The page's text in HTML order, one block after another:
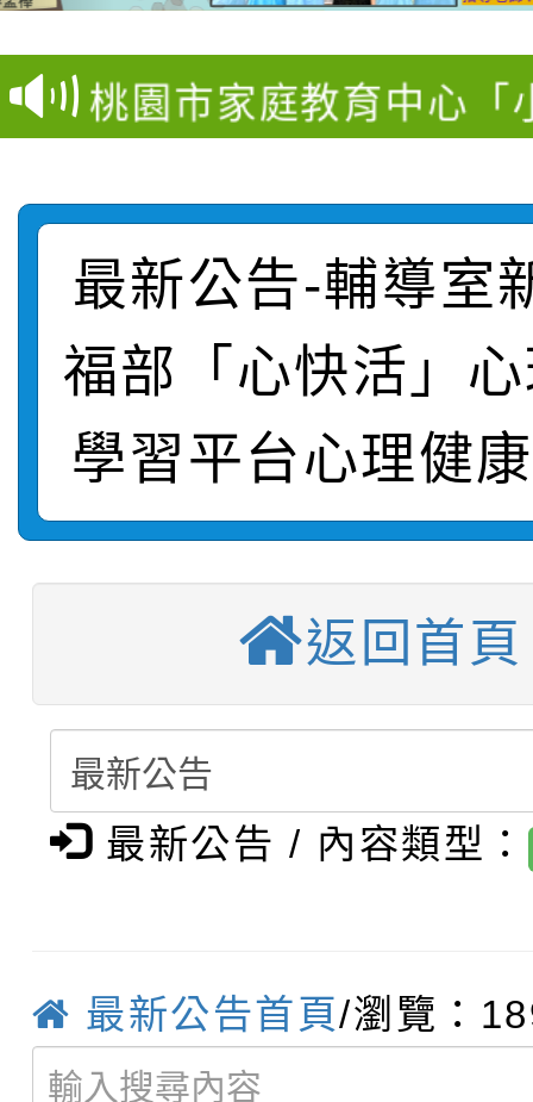
學年度第1學期第7次代
結果(第11招)
【甄選結果(第3招)】
學年度第1學期第9次代
桃園市家庭教育中心「
「祖孫樂淘桃」、「愛
絕-親子共學同樂會」
站幸福系列講座及成長
報，惠請貴機關(學校)
宣導。
員」簡章及活動海報，
踴躍報名參加
115學年度新生訓練注
115學年度新生補報到
結果
【甄選結果(第10招)】
結果(第10招)
學年度第1學期第9次代
結果(第2招)
轉知：本市公務人員協
9月16日本府B2大禮堂
1次會員大會暨第7屆
函轉運動部全民運動署
推動社區運動俱樂部營
計畫」1 份，請踴躍報
權責核予出席人員公(
【甄選結果(第11招)】
學年度第1學期第7次
結果(第11招)
【甄選結果(第3招)】
學年度第1學期第9次代
結果(第3招)
桃園市家庭教育中心「
程資訊」、「暑期親子
「祖孫樂淘桃」、「愛
站幸福系列講座及成長
報，惠請貴機關(學校)
「校園短影音徵選活動
員」簡章及活動海報，
115學年度新生訓練注
結果
【甄選結果(第10招)】
學年度第1學期第7次代
【甄選結果(第2招)】
最新公告-輔導室
福部「心快活」
學習平台心理健
返回首頁
最新公告 / 內容類型：
最新公告首頁/瀏覽：